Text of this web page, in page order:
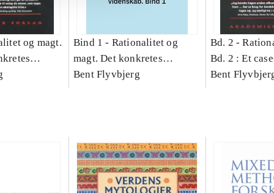
og magt.
Bind 1 - Rationalitet og
magt. Det konkretes
videnskab. Bind 1
Bent Flyvbjerg
Bd. 2 -
Bd. 2 : Et
studie af
Bent